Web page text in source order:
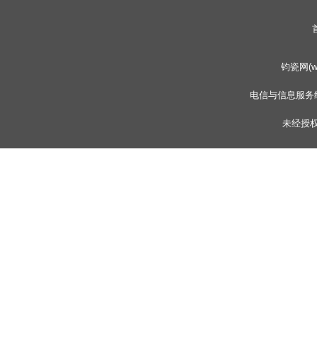
钧瓷网
电信与信息服
未经授